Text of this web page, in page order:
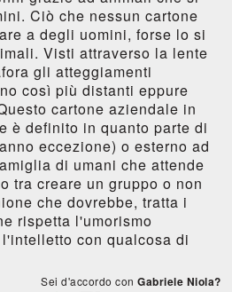
Ciò che nessun cartone
a degli uomini, forse lo si
Visti attraverso la lente
gli atteggiamenti
così più distanti eppure
cartone aziendale in
è definito in quanto parte di
eccezione) o esterno ad
di umani che attende
tra creare un gruppo o non
che dovrebbe, tratta i
rispetta l'umorismo
con qualcosa di
Sei d'accordo conGabriele Niola?